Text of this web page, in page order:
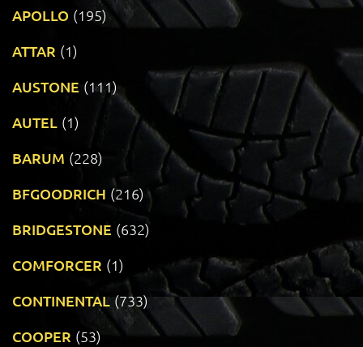
APOLLO (195)
ATTAR (1)
AUSTONE (111)
AUTEL (1)
BARUM (228)
BFGOODRICH (216)
BRIDGESTONE (632)
COMFORCER (1)
CONTINENTAL (733)
COOPER (53)